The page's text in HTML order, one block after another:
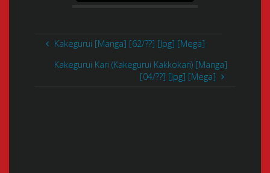
Kakegurui [Manga] [62/??] [Jpg] [Mega]
Kakegurui Kari (Kakegurui Kakkokari) [Manga]
[04/??] [Jpg] [Mega]